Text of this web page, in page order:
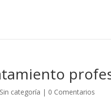
Sin categoría | 0 Comentarios